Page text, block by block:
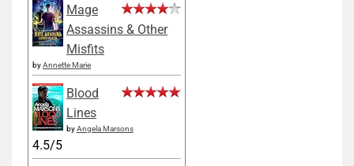
Mage
Assassins & Other
Misfits
byAnnette Marie
Blood
Lines
byAngela Marsons
4.5/5